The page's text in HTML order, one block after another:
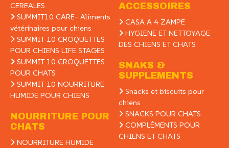
CEREALES
SUMMIT10 CARE- Aliments
vétérinaires pour chiens
SUMMIT 10 CROQUETTES
POUR CHIENS LIFE STAGES
SUMMIT 10 CROQUETTES
POUR CHATS
SUMMIT 10 NOURRITURE
HUMIDE POUR CHIENS
NOURRITURE POUR
CHATS
NOURRITURE HUMIDE
ACCESSOIRES
CASA A 4 ZAMPE
HYGIENE ET NETTOYAGE
DES CHIENS ET CHATS
SNAKS &
SUPPLEMENTS
Snacks et biscuits pour
chiens
SNACKS POUR CHATS
COMPLÉMENTS POUR
CHIENS ET CHATS